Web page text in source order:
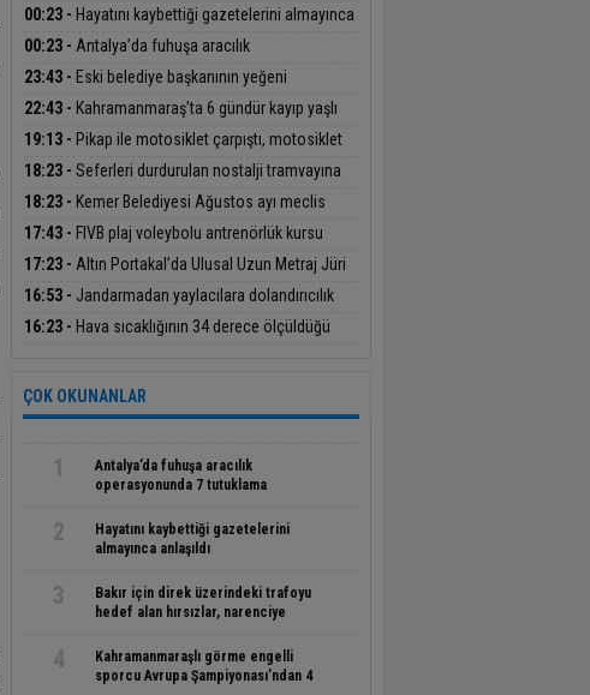
alan hırsızlar, narenciye ağaçlarını susuz bıraktı
00:23 - Hayatını kaybettiği gazetelerini almayınca
anlaşıldı
00:23 - Antalya’da fuhuşa aracılık
operasyonunda 7 tutuklama
23:43 - Eski belediye başkanının yeğeni
motosiklet kazasında hayatını kaybetti
22:43 - Kahramanmaraş’ta 6 gündür kayıp yaşlı
adamın Berke Barajı’nda cansız bedeni bulundu
19:13 - Pikap ile motosiklet çarpıştı, motosiklet
sürücüsü yaralandı
18:23 - Seferleri durdurulan nostalji tramvayına
yanıcı madde atıldı: O anlar kamerada
18:23 - Kemer Belediyesi Ağustos ayı meclis
toplantısında araç filosunun güçlendirilmesine
yönelik kararlar alındı
17:43 - FIVB plaj voleybolu antrenörlük kursu
Alanya’da başladı
17:23 - Altın Portakal’da Ulusal Uzun Metraj Jüri
Başkanlığı görevini Derviş Zaim yapacak
16:53 - Jandarmadan yaylacılara dolandırıcılık
uyarısı
16:23 - Hava sıcaklığının 34 derece ölçüldüğü
ÇOK OKUNANLAR
1
Antalya’da fuhuşa aracılık
operasyonunda 7 tutuklama
2
Hayatını kaybettiği gazetelerini
almayınca anlaşıldı
3
Bakır için direk üzerindeki trafoyu
hedef alan hırsızlar, narenciye
4
Kahramanmaraşlı görme engelli
sporcu Avrupa Şampiyonası’ndan 4